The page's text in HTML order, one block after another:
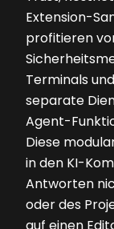
Extension-
profitieren
Terminals
separate
Agent-
Diese
in den KI-
Antworten
oder des